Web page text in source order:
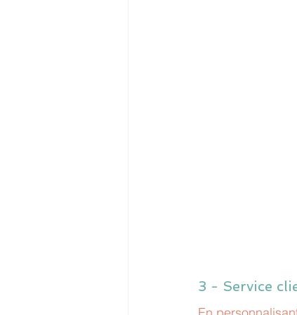
3 - Service